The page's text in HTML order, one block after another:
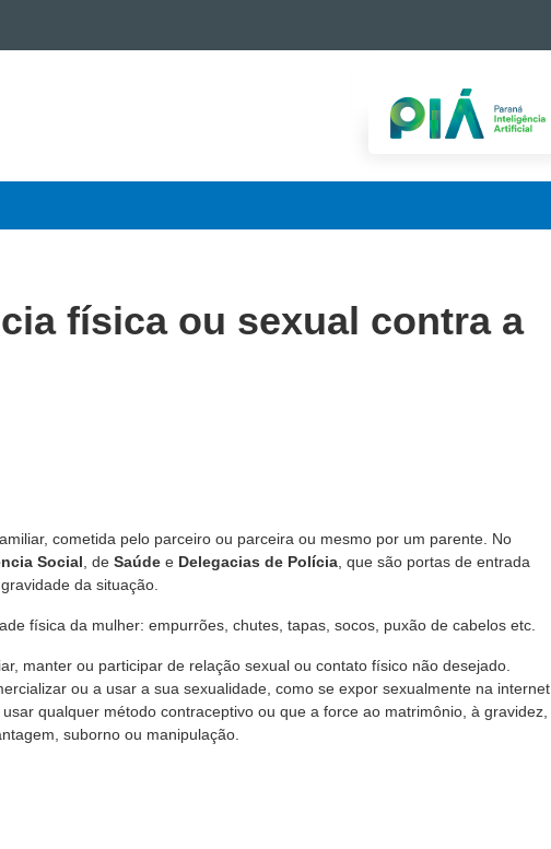
física ou sexual contra a
cometida pelo parceiro ou parceira ou mesmo por um parente. No
Social , de Saúde e Delegacias de Polícia , que são portas de entrada
da situação.
física da mulher: empurrões, chutes, tapas, socos, puxão de cabelos etc.
manter ou participar de relação sexual ou contato físico não desejado.
ou a usar a sua sexualidade, como se expor sexualmente na internet.
qualquer método contraceptivo ou que a force ao matrimônio, à gravidez,
suborno ou manipulação.